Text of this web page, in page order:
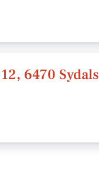
6470 Sydals